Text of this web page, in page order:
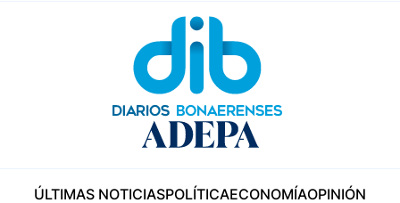
ÚLTIMAS NOTICIASPOLÍTICAECONOMÍAOPINIÓN